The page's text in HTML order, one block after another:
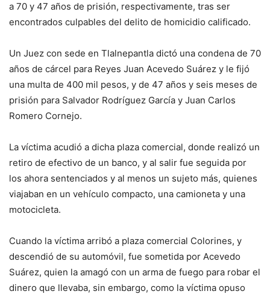
a 70 y 47 años de prisión, respectivamente, tras ser
encontrados culpables del delito de homicidio calificado.
Un Juez con sede en Tlalnepantla dictó una condena de 70
años de cárcel para Reyes Juan Acevedo Suárez y le fijó
una multa de 400 mil pesos, y de 47 años y seis meses de
prisión para Salvador Rodríguez García y Juan Carlos
Romero Cornejo.
La víctima acudió a dicha plaza comercial, donde realizó un
retiro de efectivo de un banco, y al salir fue seguida por
los ahora sentenciados y al menos un sujeto más, quienes
viajaban en un vehículo compacto, una camioneta y una
motocicleta.
Cuando la víctima arribó a plaza comercial Colorines, y
descendió de su automóvil, fue sometida por Acevedo
Suárez, quien la amagó con un arma de fuego para robar el
dinero que llevaba, sin embargo, como la víctima opuso